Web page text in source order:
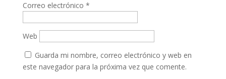
Correo electrónico *
Web
Guarda mi nombre, correo electrónico y web en
este navegador para la próxima vez que comente.